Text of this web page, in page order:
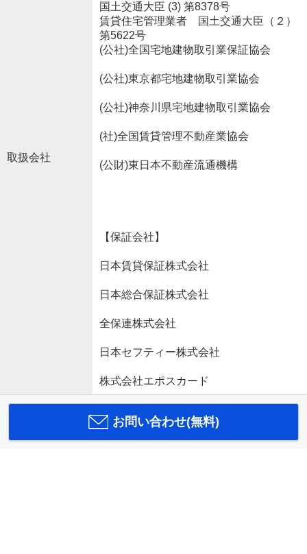
取扱会社
国土交通大臣 (3) 第8378号
賃貸住宅管理業者 国土交通大臣（２）
第5622号
(公社)全国宅地建物取引業保証協会
(公社)東京都宅地建物取引業協会
(公社)神奈川県宅地建物取引業協会
(社)全国賃貸管理不動産業協会
(公財)東日本不動産流通機構
【保証会社】
日本賃貸保証株式会社
日本総合保証株式会社
全保連株式会社
日本セフティー株式会社
株式会社エポスカード
お問い合わせ(無料)